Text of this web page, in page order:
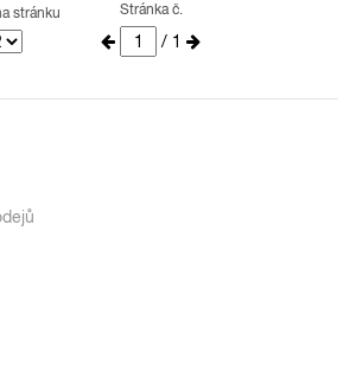
stránku Stránka č.
/ 1